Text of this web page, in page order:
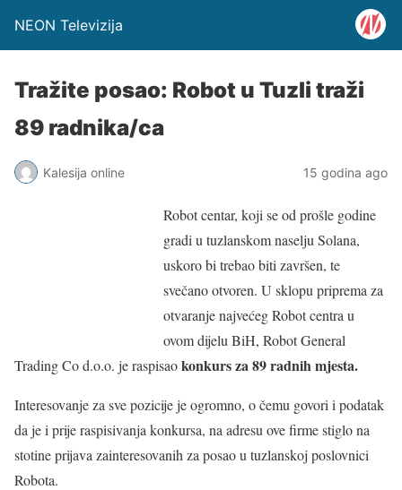
NEON Televizija
Tražite posao: Robot u Tuzli traži
89 radnika/ca
Kalesija online 15 godina ago
Robot centar, koji se od prošle godine
gradi u tuzlanskom naselju Solana,
uskoro bi trebao biti završen, te
svečano otvoren. U sklopu priprema za
otvaranje najvećeg Robot centra u
ovom dijelu BiH, Robot General
Trading Co d.o.o. je raspisaokonkurs za 89 radnih mjesta.
Interesovanje za sve pozicije je ogromno, o čemu govori i podatak
da je i prije raspisivanja konkursa, na adresu ove firme stiglo na
stotine prijava zainteresovanih za posao u tuzlanskoj poslovnici
Robota.